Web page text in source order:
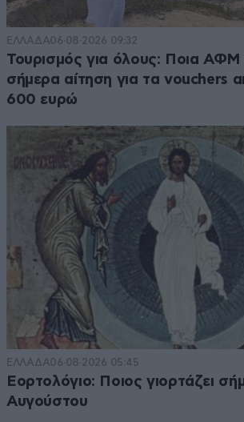
ΕΛΛΑΔΑ06·08·2026 09:32
Τουρισμός για όλους: Ποια ΑΦΜ
σήμερα αίτηση για τα vouchers
600 ευρώ
ΕΛΛΑΔΑ06·08·2026 05:45
Εορτολόγιο: Ποιος γιορτάζει
Αυγούστου